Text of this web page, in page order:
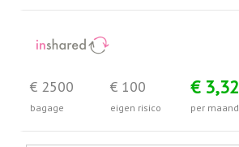
€ 2500
bagage
€ 100
eigen risico
€ 3,32
per maand